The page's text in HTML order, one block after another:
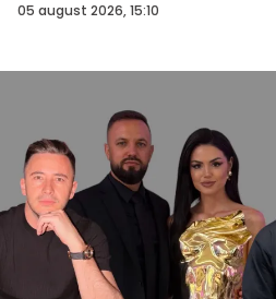
05 august 2026, 15:10